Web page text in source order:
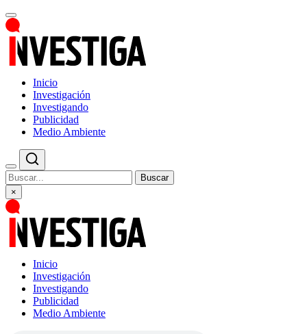
Inicio
Investigación
Investigando
Publicidad
Medio Ambiente
Buscar
×
Inicio
Investigación
Investigando
Publicidad
Medio Ambiente